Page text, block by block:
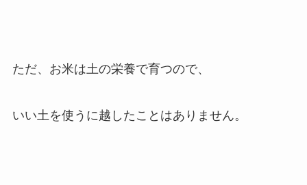
ただ、お米は土の栄養で育つので、
いい土を使うに越したことはありません。